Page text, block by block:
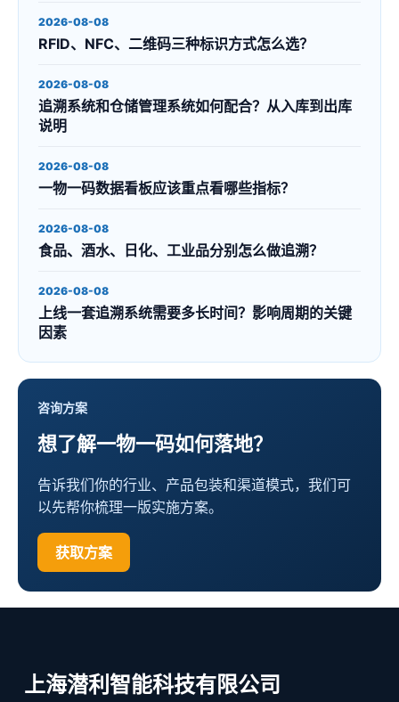
2026-08-08
RFID、NFC、二维码三种标识方式怎么选？
2026-08-08
追溯系统和仓储管理系统如何配合？从入库到出库
说明
2026-08-08
一物一码数据看板应该重点看哪些指标？
2026-08-08
食品、酒水、日化、工业品分别怎么做追溯？
2026-08-08
上线一套追溯系统需要多长时间？影响周期的关键
因素
咨询方案
想了解一物一码如何落地？
告诉我们你的行业、产品包装和渠道模式，我们可
以先帮你梳理一版实施方案。
获取方案
上海潜利智能科技有限公司